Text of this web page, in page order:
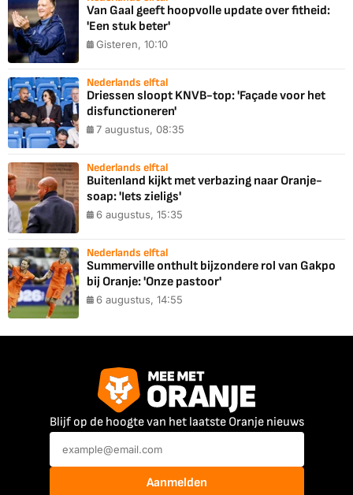
Van Gaal geeft hoopvolle update over fitheid:
'Een stuk beter'
Gisteren, 10:10
Nederlands elftal
Driessen sloopt KNVB-top: 'Façade voor het
disfunctioneren'
7 augustus, 08:35
Nederlands elftal
Buitenland kijkt met verbazing naar Oranje-
soap: 'Iets zieligs'
6 augustus, 15:35
Nederlands elftal
Summerville onthult bijzondere rol van Gakpo
bij Oranje: 'Onze pastoor'
6 augustus, 14:55
Blijf op de hoogte van het laatste Oranje nieuws
Aanmelden